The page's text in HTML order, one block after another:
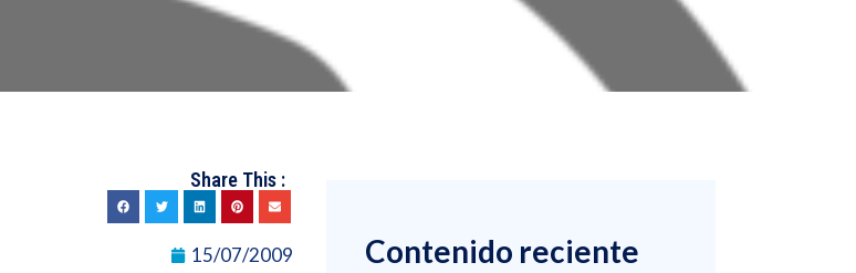
Share This :
15/07/2009 Contenido reciente